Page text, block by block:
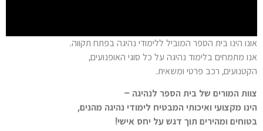
אונו הינו בית הספר המוביל ללימודי נהיגה בפתח תקווה.
אנו מתמחים בלימוד נהיגה על כל סוגי האופנועים,
הקטנועים, רכב פרטי ומשאית.
צוות המורים של בית הספר לנהיגה –
הינו מקצועי ואיכותי המבטיח לימודי נהיגה מהנים,
בטוחים ומהירים תוך דגש על יחס אישי!